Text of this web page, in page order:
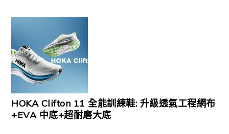
HOKA Clifton 11 全能訓練鞋: 升級透氣工程網布
+EVA 中底+超耐磨大底